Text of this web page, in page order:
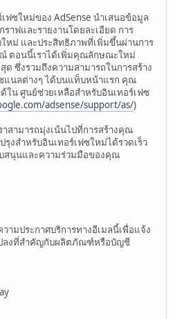
ฟซใหม่ของ AdSense นำเสนอข้อมูล
าฟและรายงานโดยละเอียด การ
หม่ และประสิทธิภาพที่เพิ่มขึ้นผ่านการ
ตอนนี้เราได้เพิ่มคุณลักษณะใหม่
ซึ่งรวมถึงความสามารถในการสร้าง
แนลต่างๆ ได้บนแท็บหน้าแรก คุณ
ใน ศูนย์ช่วยเหลือสำหรับอินเทอร์เฟซ
adsense/support/as/)
สามารถมุ่งเน้นไปที่การสร้างคุณ
งสำหรับอินเทอร์เฟซใหม่ได้รวดเร็ว
นุนและความร่วมมือของคุณ
ามประกาศบริการทางอีเมลนี้เพื่อแจ้ง
ปลงที่สำคัญกับผลิตภัณฑ์หรือบัญชี